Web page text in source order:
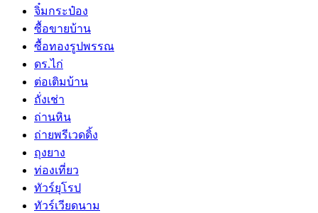
จิ๋มกระป๋อง
ซื้อขายบ้าน
ซื้อทองรูปพรรณ
ดร.ไก่
ต่อเติมบ้าน
ถั่งเช่า
ถ่านหิน
ถ่ายพรีเวดดิ้ง
ถุงยาง
ท่องเที่ยว
ทัวร์ยุโรป
ทัวร์เวียดนาม